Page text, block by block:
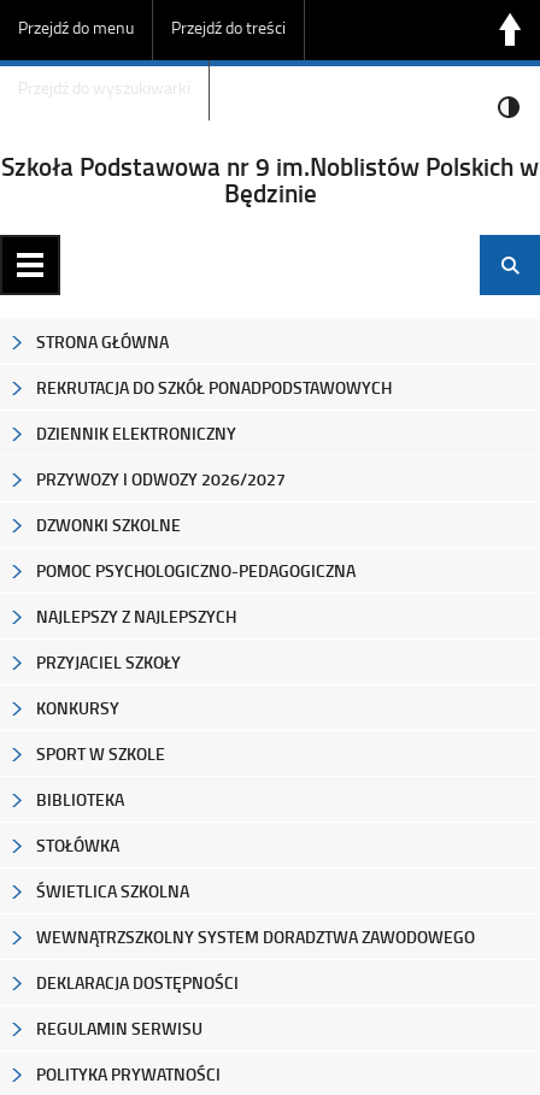
Przejdź do menu Przejdź do treści
Przejdź do wyszukiwarki
Szkoła Podstawowa nr 9 im.Noblistów Polskich w
Będzinie
STRONA GŁÓWNA
REKRUTACJA DO SZKÓŁ PONADPODSTAWOWYCH
DZIENNIK ELEKTRONICZNY
PRZYWOZY I ODWOZY 2026/2027
DZWONKI SZKOLNE
POMOC PSYCHOLOGICZNO-PEDAGOGICZNA
NAJLEPSZY Z NAJLEPSZYCH
PRZYJACIEL SZKOŁY
KONKURSY
SPORT W SZKOLE
BIBLIOTEKA
STOŁÓWKA
ŚWIETLICA SZKOLNA
WEWNĄTRZSZKOLNY SYSTEM DORADZTWA ZAWODOWEGO
DEKLARACJA DOSTĘPNOŚCI
REGULAMIN SERWISU
POLITYKA PRYWATNOŚCI